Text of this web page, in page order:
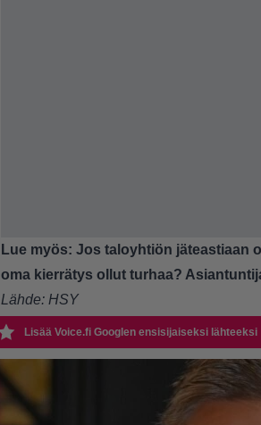
Lue myös: Jos taloyhtiön jäteastiaan
oma kierrätys ollut turhaa?
Lähde: HSY
Lisää Voice.fi Googlen ensisijaiseksi lähteeksi